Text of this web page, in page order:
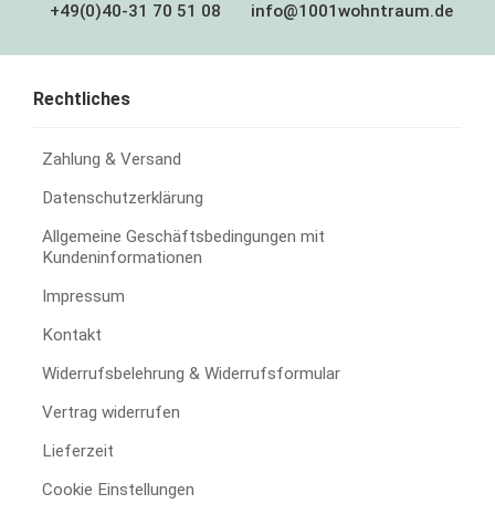
+49(0)40-31 70 51 08 info@1001wohntraum.de
Rechtliches
Zahlung & Versand
Datenschutzerklärung
Allgemeine Geschäftsbedingungen mit
Kundeninformationen
Impressum
Kontakt
Widerrufsbelehrung & Widerrufsformular
Vertrag widerrufen
Lieferzeit
Cookie Einstellungen